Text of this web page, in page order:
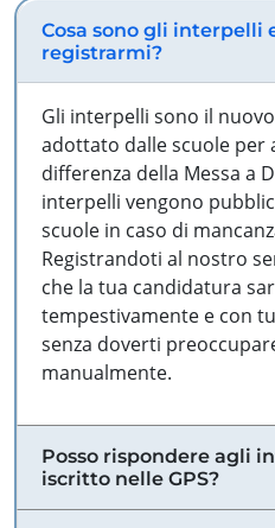
Cosa sono gli interpelli
registrarmi?
Gli interpelli sono il
adottato dalle scuole per
differenza della Messa a
interpelli vengono
scuole in caso di
Registrandoti al nostro
che la tua candidatura
tempestivamente e con
senza doverti
manualmente.
Posso rispondere agli
iscritto nelle GPS?